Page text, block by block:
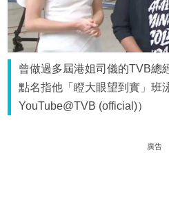
曾做過多屆港姐司儀的TVB總
點名指他「瞪大眼望到實」班
YouTube@TVB (official)）
廣告